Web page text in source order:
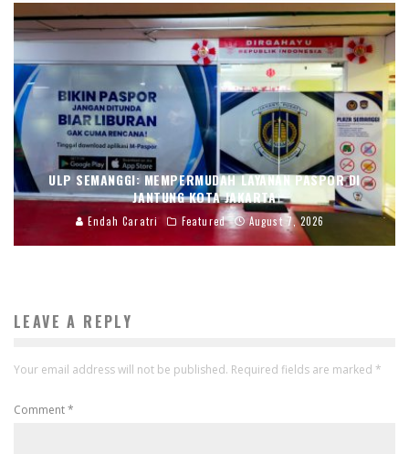
ULP SEMANGGI: MEMPERMUDAH LAYANAN PASPOR DI
JANTUNG KOTA JAKARTA
Endah Caratri Featured August 7, 2026
LEAVE A REPLY
Your email address will not be published. Required fields are marked *
Comment*